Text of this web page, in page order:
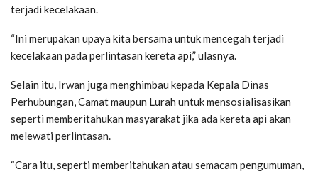
terjadi kecelakaan.
“Ini merupakan upaya kita bersama untuk mencegah terjadi
kecelakaan pada perlintasan kereta api,” ulasnya.
Selain itu, Irwan juga menghimbau kepada Kepala Dinas
Perhubungan, Camat maupun Lurah untuk mensosialisasikan
seperti memberitahukan masyarakat jika ada kereta api akan
melewati perlintasan.
“Cara itu, seperti memberitahukan atau semacam pengumuman,